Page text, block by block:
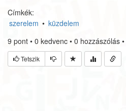
Címkék:
szerelem • küzdelem
9 pont • 0 kedvenc • 0 hozzászólás •
Tetszik